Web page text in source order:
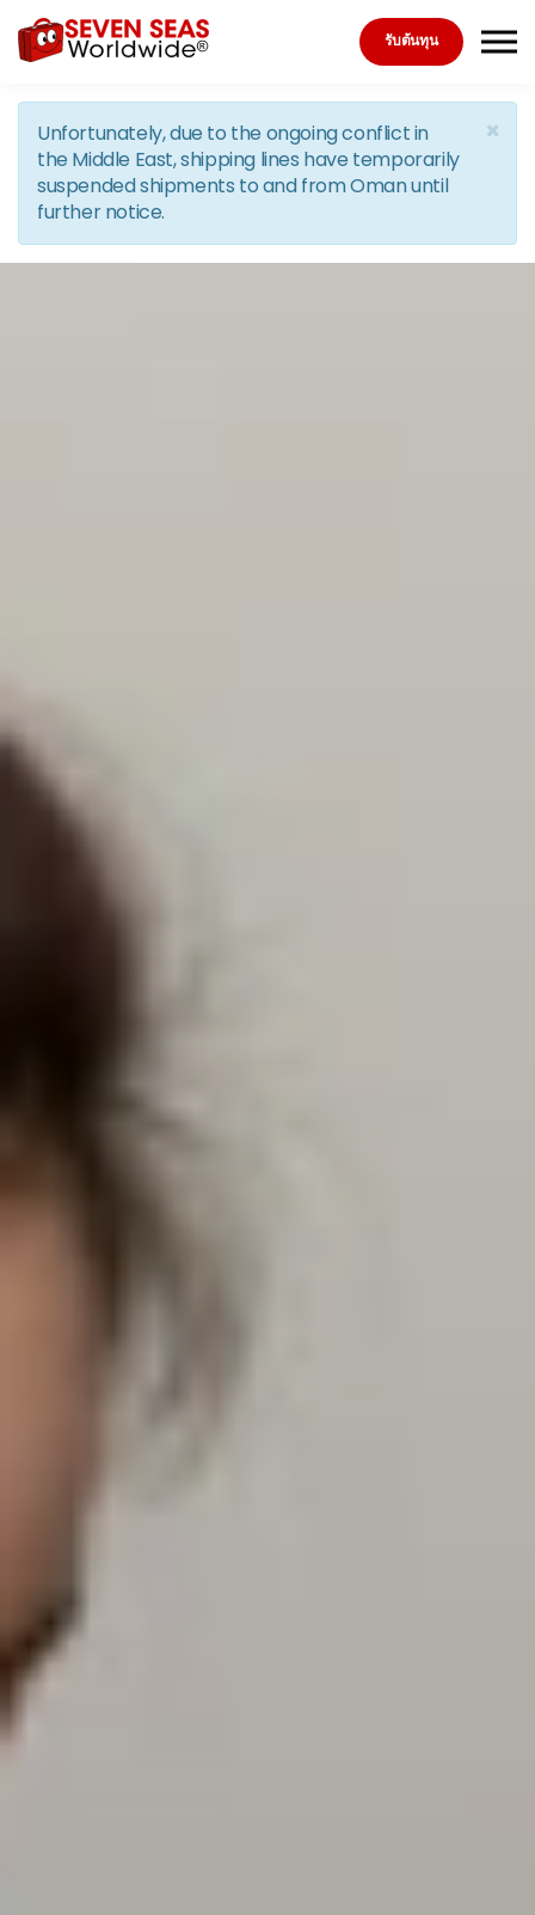
Skip to the content
รับต้นทุน
×
Unfortunately, due to the ongoing conflict in
the Middle East, shipping lines have temporarily
suspended shipments to and from Oman until
further notice.